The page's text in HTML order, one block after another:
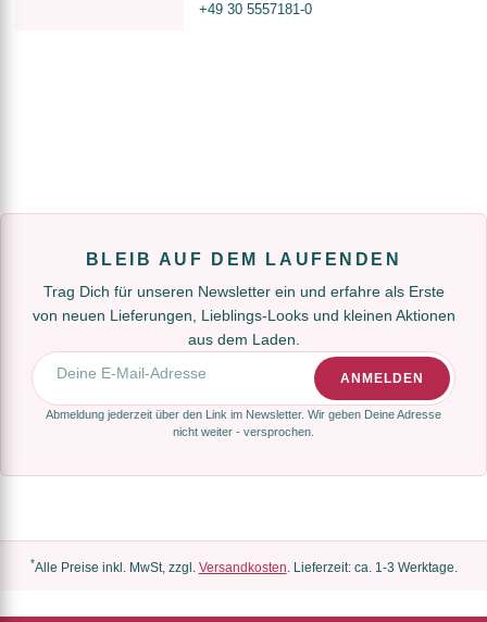
+49 30 5557181-0
BLEIB AUF DEM LAUFENDEN
Trag Dich für unseren Newsletter ein und erfahre als Erste
von neuen Lieferungen, Lieblings-Looks und kleinen Aktionen
aus dem Laden.
E-Mail-Adresse
ANMELDEN
Abmeldung jederzeit über den Link im Newsletter. Wir geben Deine Adresse
nicht weiter - versprochen.
*Alle Preise inkl. MwSt, zzgl. Versandkosten. Lieferzeit: ca. 1-3 Werktage.